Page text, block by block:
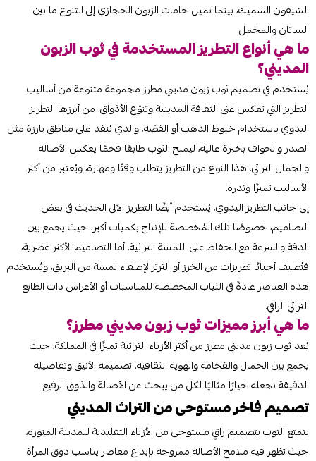
الشيفون السميك، بينما تميل خامات الزبون الحجازي إلى التنوع ما بين
الساتان والمخمل.
ما هي أنواع التطريز المستخدمة في ثوب الزبون
المديني؟
يُستخدم في تصميم ثوب زبون مديني مطرز مجموعة متنوعة من أساليب
التطريز التي تعكس غنى الثقافة المدينية وتنوّع الأذواق. من أبرزها التطريز
اليدوي باستخدام خيوط الذهب أو الفضة، والذي يُنفذ على مناطق بارزة مثل
الصدر والحواف بخبرة عالية، ليمنح الثوب طابعًا فخمًا يعكس الأصالة
والجمال التراثي. هذا النوع من التطريز يتطلب وقتًا ومهارة، ويُعتبر من أكثر
الأساليب تميزًا وندرة.
إلى جانب التطريز اليدوي، يُستخدم أيضًا التطريز الآلي الحديث في بعض
التصاميم، خصوصًا تلك المُخصصة للإنتاج بكميات أكبر، حيث يجمع بين
الدقة والسرعة مع الحفاظ على اللمسة التراثية. أما التصاميم الأكثر عصرية،
فتُضيف أحيانًا تطريزات من الخرز أو الترتر لإضفاء لمسة من البريق، وتُستخدم
هذه العناصر عادةً في الثياب المخصصة للمناسبات أو الأعراس ذات الطابع
التراثي الراقي.
ما هي أبرز مميزات ثوب زبون مديني مطرز؟
يُعد ثوب زبون مديني مطرز من أكثر الأزياء التراثية تميزًا في المملكة، حيث
يجمع بين الجمال والفخامة والهوية الثقافية. تصميمه الأنيق وتفاصيله
الدقيقة تجعله خيارًا مثاليًا لكل من يبحث عن الأصالة والذوق الرفيع.
تصميم فاخر مستوحى من التراث المديني
يتمتع الثوب بتصميم راقٍ مستوحى من الأزياء التقليدية للمدينة المنورة،
حيث تظهر فيه ملامح الأصالة ممزوجة بإبداع معاصر يناسب ذوق المرأة